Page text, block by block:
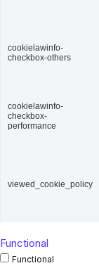
cookielawinfo-
checkbox-others
cookielawinfo-
checkbox-
performance
viewed_cookie_policy
Functional
Functional